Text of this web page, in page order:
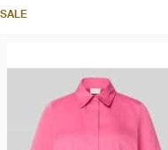
SALE